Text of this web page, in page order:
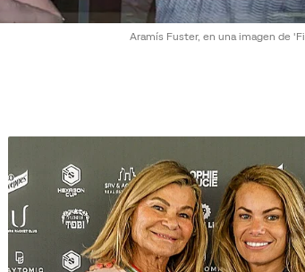
Aramís Fuster, en una imagen de